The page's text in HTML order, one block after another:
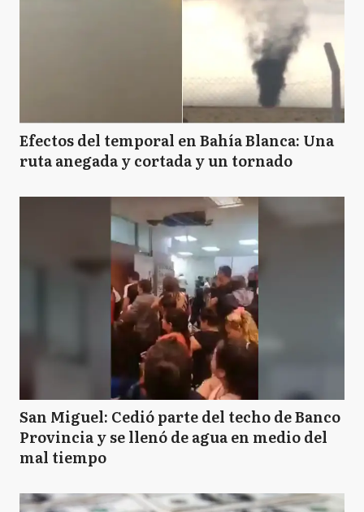
Efectos del temporal en Bahía Blanca: Una
ruta anegada y cortada y un tornado
San Miguel: Cedió parte del techo de Banco
Provincia y se llenó de agua en medio del
mal tiempo